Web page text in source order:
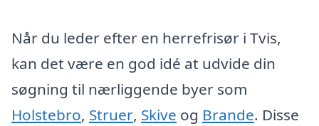
Når du leder efter en herrefrisør i Tvis,
kan det være en god idé at udvide din
søgning til nærliggende byer som
Holstebro, Struer, Skive og Brande. Disse